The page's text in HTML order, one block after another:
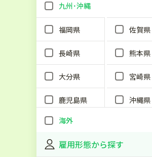
九州･沖縄
福岡県 佐賀県
長崎県 熊本県
大分県 宮崎県
鹿児島県
沖縄県
海外
雇用形態から探す